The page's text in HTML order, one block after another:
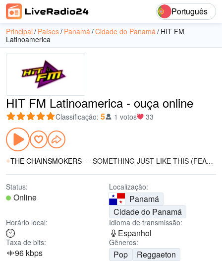
Português
Principal Países Panamá Cidade do Panamá HIT FM
Latinoamerica
HIT FM Latinoamerica - ouça online
Classificação: 5 1 votos 33
THE CHAINSMOKERS — SOMETHING JUST LIKE THIS (FEAT. COLDPLAY)
Status:
Online
Localização:
Panamá
Cidade do Panamá
Horário local: Idioma de transmissão:
Espanhol
Taxa de bits:
96 kbps
Gêneros:
Pop
Reggaeton